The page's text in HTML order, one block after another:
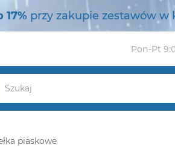
17% przy zakupie zestawów w
Pon-Pt
piaskowe